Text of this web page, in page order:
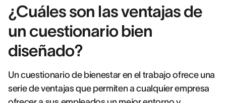
¿Cuáles son las ventajas de
un cuestionario bien
diseñado?
Un cuestionario de bienestar en el trabajo ofrece una
serie de ventajas que permiten a cualquier empresa